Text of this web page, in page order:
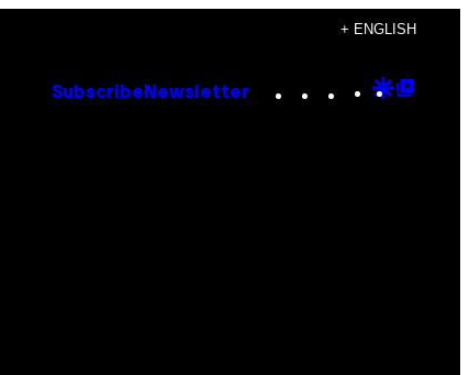
+ ENGLISH
Subscribe Newsletter Instagram
TikTok
YouTube
Google